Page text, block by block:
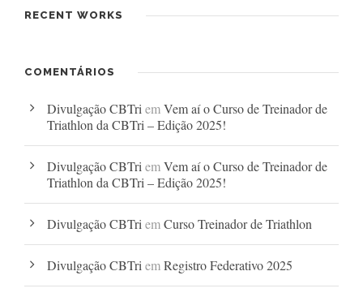
RECENT WORKS
COMENTÁRIOS
Divulgação CBTriemVem aí o Curso de Treinador de
Triathlon da CBTri – Edição 2025!
Divulgação CBTriemVem aí o Curso de Treinador de
Triathlon da CBTri – Edição 2025!
Divulgação CBTriemCurso Treinador de Triathlon
Divulgação CBTriemRegistro Federativo 2025